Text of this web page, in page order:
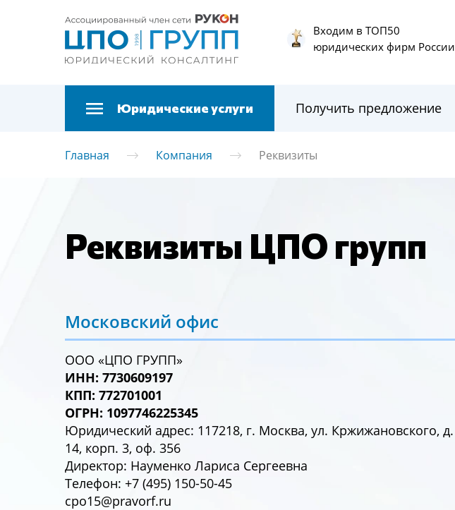
Входим в ТОП50
юридических фирм России
Юридические услуги Получить предложение
Главная Компания Реквизиты
Реквизиты ЦПО групп
Московский офис
ООО «ЦПО ГРУПП»
ИНН: 7730609197
КПП: 772701001
ОГРН: 1097746225345
Юридический адрес: 117218, г. Москва, ул. Кржижановского, д.
14, корп. 3, оф. 356
Директор: Науменко Лариса Сергеевна
Телефон: +7 (495) 150-50-45
cpo15@pravorf.ru